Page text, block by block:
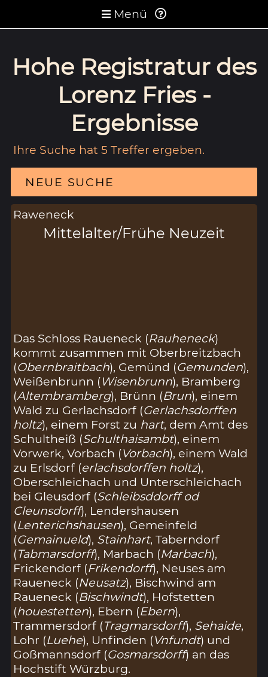
Menü
Hohe Registratur des
Lorenz Fries -
Ergebnisse
Ihre Suche hat 5 Treffer ergeben.
NEUE SUCHE
Raweneck
Mittelalter/Frühe Neuzeit
Das Schloss Raueneck (Rauheneck)
kommt zusammen mit Oberbreitzbach
(Obernbraitbach), Gemünd (Gemunden),
Weißenbrunn (Wisenbrunn), Bramberg
(Altembramberg), Brünn (Brun), einem
Wald zu Gerlachsdorf (Gerlachsdorffen
holtz), einem Forst zu hart, dem Amt des
Schultheiß (Schulthaisambt), einem
Vorwerk, Vorbach (Vorbach), einem Wald
zu Erlsdorf (erlachsdorffen holtz),
Oberschleichach und Unterschleichach
bei Gleusdorf (Schleibsddorff od
Cleunsdorff), Lendershausen
(Lenterichshausen), Gemeinfeld
(Gemainueld), Stainhart, Taberndorf
(Tabmarsdorff), Marbach (Marbach),
Frickendorf (Frikendorff), Neuses am
Raueneck (Neusatz), Bischwind am
Raueneck (Bischwindt), Hofstetten
(houestetten), Ebern (Ebern),
Trammersdorf (Tragmarsdorff), Sehaide,
Lohr (Luehe), Unfinden (Vnfundt) und
Goßmannsdorf (Gosmarsdorff) an das
Hochstift Würzburg.